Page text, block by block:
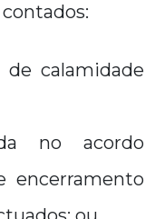
calamidade
no acordo
encerramento